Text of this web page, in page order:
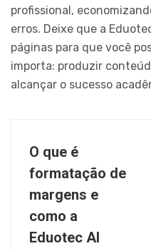
profissional,
erros. Deixe que a
páginas para que você
importa: produzir
alcançar o sucesso
O que é
formatação de
margens e
como a
Eduotec AI